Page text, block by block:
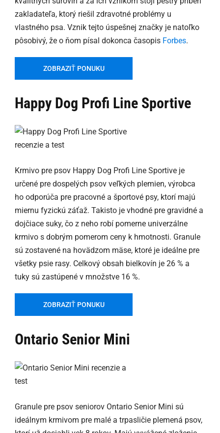
zakladateľa, ktorý riešil zdravotné problémy u
vlastného psa. Vznik tejto úspešnej značky je natoľko
pôsobivý, že o ňom písal dokonca časopis Forbes.
ZOBRAZIŤ PONUKU
Happy Dog Profi Line Sportive
Krmivo pre psov Happy Dog Profi Line Sportive je
určené pre dospelých psov veľkých plemien, výrobca
ho odporúča pre pracovné a športové psy, ktorí majú
miernu fyzickú záťaž. Takisto je vhodné pre gravidné a
dojčiace suky, čo z neho robí pomerne univerzálne
krmivo s dobrým pomerom ceny k hmotnosti. Granule
sú zostavené na hovädzom mäse, ktoré je ideálne pre
všetky psie rasy. Celkový obsah bielkovín je 26 % a
tuky sú zastúpené v množstve 16 %.
ZOBRAZIŤ PONUKU
Ontario Senior Mini
Granule pre psov seniorov Ontario Senior Mini sú
ideálnym krmivom pre malé a trpasličie plemená psov,